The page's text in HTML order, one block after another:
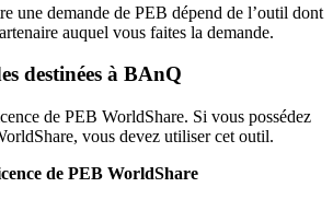
une demande de PEB dépend de l’outil dont
auquel vous faites la demande.
destinées à BAnQ
de PEB WorldShare. Si vous possédez
vous devez utiliser cet outil.
de PEB WorldShare